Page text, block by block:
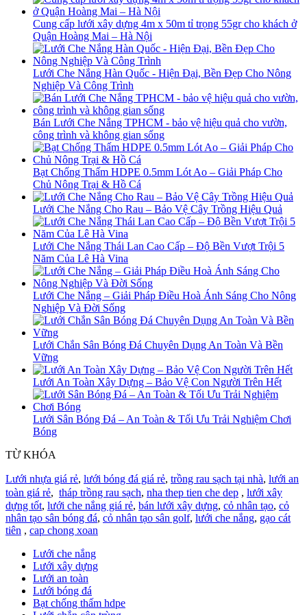
Cung cấp lưới xây dựng 4m x 50m tỉ trọng 55gr cho khách ở
Quận Hoàng Mai – Hà Nội
Lưới Che Nắng Hàn Quốc - Hiện Đại, Bền Đẹp Cho Nông
Nghiệp Và Công Trình
Bán Lưới Che Nắng TPHCM - bảo vệ hiệu quả cho vườn,
công trình và không gian sống
Bạt Chống Thấm HDPE 0.5mm Lót Ao – Giải Pháp Cho
Chủ Nông Trại & Hồ Cá
Lưới Che Nắng Cho Rau – Bảo Vệ Cây Trồng Hiệu Quả
Lưới Che Nắng Thái Lan Cao Cấp – Độ Bền Vượt Trội 5
Năm Của Lê Hà Vina
Lưới Che Nắng – Giải Pháp Điều Hoà Ánh Sáng Cho Nông
Nghiệp Và Đời Sống
Lưới Chắn Sân Bóng Đá Chuyên Dụng An Toàn Và Bền
Vững
Lưới An Toàn Xây Dựng – Bảo Vệ Con Người Trên Hết
Lưới Sân Bóng Đá – An Toàn & Tối Ưu Trải Nghiệm Chơi
Bóng
TỪ KHÓA
Lưới nhựa giá rẻ, lưới bóng đá giá rẻ, trồng rau sạch tại nhà, lưới an
toàn giá rẻ, tháp trồng rau sạch, nha thep tien che dep , lưới xây
dựng tốt, lưới che nắng giá rẻ, bán lưới xây dựng, cỏ nhân tạo, cỏ
nhân tạo sân bóng đá, cỏ nhân tạo sân golf, lưới che nắng, gạo cát
tiên , cap chong xoan
Lưới che nắng
Lưới xây dựng
Lưới an toàn
Lưới bóng đá
Bạt chống thấm hdpe